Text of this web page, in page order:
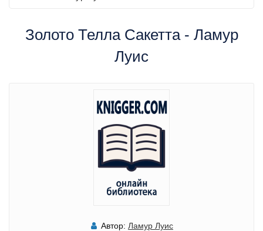
Золото Телла Сакетта - Ламур
Луис
Автор: Ламур Луис